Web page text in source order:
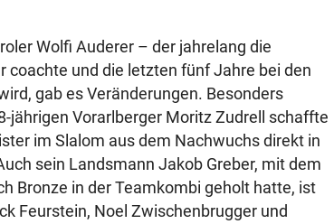
Wolfi Auderer – der jahrelang die
coachte und die letzten fünf Jahre bei den
gab es Veränderungen. Besonders
jährigen Vorarlberger Moritz Zudrell schaffte
im Slalom aus dem Nachwuchs direkt in
sein Landsmann Jakob Greber, mit dem
Bronze in der Teamkombi geholt hatte, ist
Feurstein, Noel Zwischenbrugger und